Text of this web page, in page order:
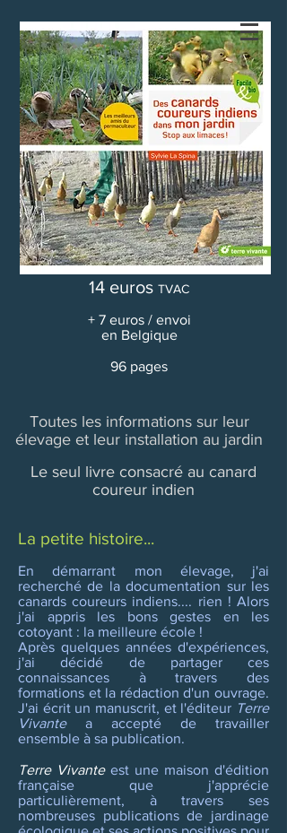
14 euros TVAC
+ 7 euros / envoi
en Belgique
96 pages
Toutes les informations sur leur
élevage et leur installation au jardin
Le seul livre consacré au canard
coureur indien
La petite histoire...
En démarrant mon élevage, j'ai
recherché de la documentation sur les
canards coureurs indiens.... rien ! Alors
j'ai appris les bons gestes en les
cotoyant : la meilleure école !
Après quelques années d'expériences,
j'ai décidé de partager ces
connaissances à travers des
formations et la rédaction d'un ouvrage.
J'ai écrit un manuscrit, et l'éditeur Terre
Vivantea accepté de travailler
ensemble à sa publication.
Terre Vivanteest une maison d'édition
française que j'apprécie
particulièrement, à travers ses
nombreuses publications de jardinage